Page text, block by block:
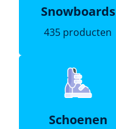
Snowboards
435 producten
Schoenen